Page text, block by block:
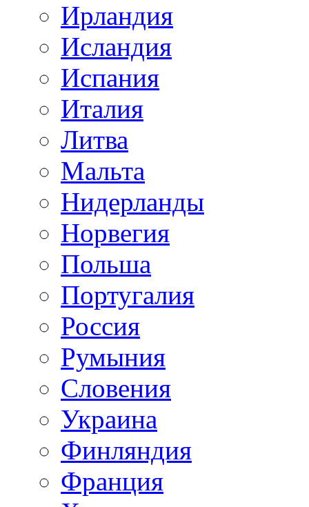
Ирландия
Исландия
Испания
Италия
Литва
Мальта
Нидерланды
Норвегия
Польша
Португалия
Россия
Румыния
Словения
Украина
Финляндия
Франция